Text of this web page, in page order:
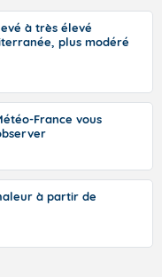
à très élevé
plus modéré
France vous
à partir de